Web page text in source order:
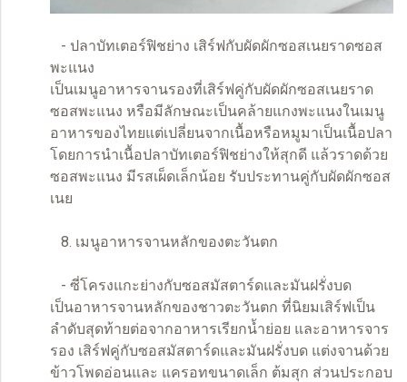
- ปลาบัทเตอร์ฟิชย่าง เสิร์ฟกับผัดผักซอสเนยราดซอส
พะแนง
เป็นเมนูอาหารจานรองที่เสิร์ฟคู่กับผัดผักซอสเนยราด
ซอสพะแนง หรือมีลักษณะเป็นคล้ายแกงพะแนงในเมนู
อาหารของไทยแต่เปลี่ยนจากเนื้อหรือหมูมาเป็นเนื้อปลา
โดยการนำเนื้อปลาบัทเตอร์ฟิชย่างให้สุกดี แล้วราดด้วย
ซอสพะแนง มีรสเผ็ดเล็กน้อย รับประทานคู่กับผัดผักซอส
เนย
8. เมนูอาหารจานหลักของตะวันตก
- ซี่โครงแกะย่างกับซอสมัสตาร์ดและมันฝรั่งบด
เป็นอาหารจานหลักของชาวตะวันตก ที่นิยมเสิร์ฟเป็น
ลำดับสุดท้ายต่อจากอาหารเรียกน้ำย่อย และอาหารจาร
รอง เสิร์ฟคู่กับซอสมัสตาร์ดและมันฝรั่งบด แต่งจานด้วย
ข้าวโพดอ่อนและ แครอทขนาดเล็ก ต้มสุก ส่วนประกอบ